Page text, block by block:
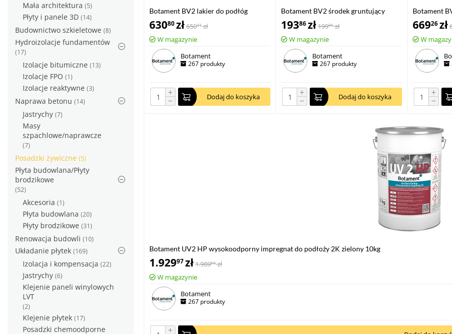
Mała architektura (5)
Płyty i panele 3D (14)
Budownictwo szkieletowe (8)
Hydroizolacje fundamentów
(17)
Izolacje bitumiczne (13)
Izolacje FPO (1)
Izolacje reaktywne (3)
Naprawa betonu (14)
Jastrychy (7)
Masy
szpachlowe/naprawcze
(7)
Posadzki żywiczne (5)
Płyta budowlana/Płyty
brodzikowe
(52)
Akcesoria (1)
Płyta budowlana (20)
Płyty brodzikowe (31)
Renowacja budowli (10)
Układanie płytek (169)
Izolacja i kompensacja (22)
Jastrychy (6)
Klejenie paneli winylowych
LVT
(2)
Klejenie płytek (17)
Posadzki chemoodporne
Botament BV2 lakier do podłóg
kamiennoszary 5kg
63080zł65031 zł
W magazynie
Botament
267 produkty
+
− Dodaj do koszyka
Botament BV2 środek gruntujący
transparentny 1kg
19386zł19986 zł
W magazynie
Botament
267 produkty
+
− Dodaj do koszyka
Botament
66926zł
W
+
−
Botament UV2 HP wysokoodporny impregnat do podłoży 2K zielony 10kg
1.92997zł1.98966 zł
W magazynie
Botament
267 produkty
+